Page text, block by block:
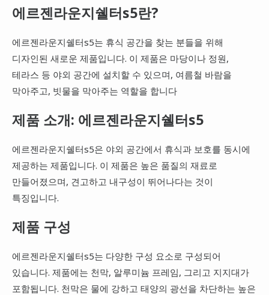
에르젠라운지쉘터s5란?
에르젠라운지쉘터s5는 휴식 공간을 찾는 분들을 위해
디자인된 새로운 제품입니다. 이 제품은 마당이나 정원,
테라스 등 야외 공간에 설치할 수 있으며, 여름철 바람을
막아주고, 빗물을 막아주는 역할을 합니다
제품 소개: 에르젠라운지쉘터s5
에르젠라운지쉘터s5은 야외 공간에서 휴식과 보호를 동시에
제공하는 제품입니다. 이 제품은 높은 품질의 재료로
만들어졌으며, 견고하고 내구성이 뛰어나다는 것이
특징입니다.
제품 구성
에르젠라운지쉘터s5는 다양한 구성 요소로 구성되어
있습니다. 제품에는 천막, 알루미늄 프레임, 그리고 지지대가
포함됩니다. 천막은 물에 강하고 태양의 광선을 차단하는 높은